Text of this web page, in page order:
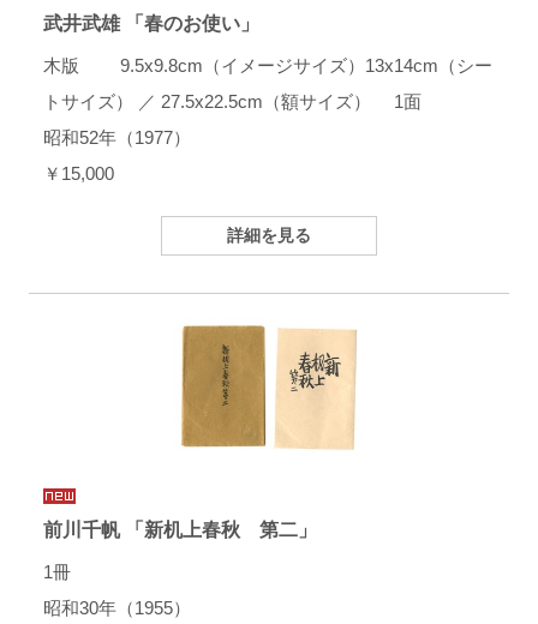
武井武雄 「春のお使い」
木版 9.5x9.8cm（イメージサイズ）13x14cm（シー
トサイズ） ／ 27.5x22.5cm（額サイズ） 1面
昭和52年（1977）
￥15,000
詳細を見る
前川千帆 「新机上春秋 第二」
1冊
昭和30年（1955）